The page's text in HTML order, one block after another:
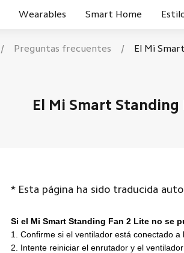
Wearables Smart Home
/ Preguntas frecuentes / El Mi
El Mi Smart
* Esta página ha sido traducida
Si el Mi Smart Standing Fan 2 Lite no se
1. Confirme si el ventilador está conectado
2. Intente reiniciar el enrutador y el